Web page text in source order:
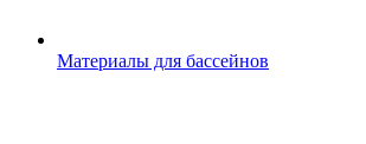
Материалы для бассейнов